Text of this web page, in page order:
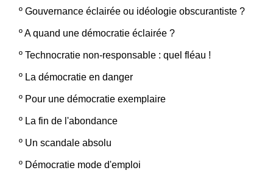
º Gouvernance éclairée ou idéologie obscurantiste ?
ºA quand une démocratie éclairée ?
º Technocratie non-responsable : quel fléau !
º La démocratie en danger
º Pour une démocratie exemplaire
º La fin de l'abondance
º Un scandale absolu
º Démocratie mode d'emploi